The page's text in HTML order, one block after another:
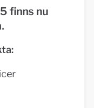
finns nu